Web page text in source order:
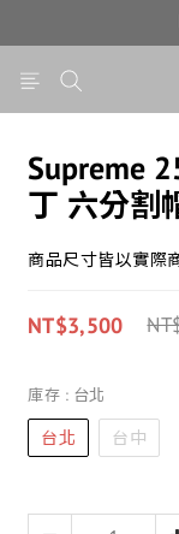
Supreme
丁 六分割
商品尺寸皆以實際
NT$3,500
庫存 : 台北
台北 台中